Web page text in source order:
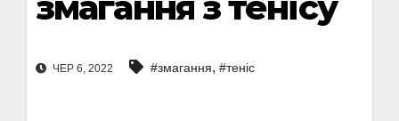
ЧЕР 6, 2022 #змагання, #теніс